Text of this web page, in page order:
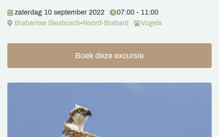
zaterdag 10 september 2022
07:00 - 11:00
Brabantse Biesbosch-Noord-Brabant Vogels
Boek deze excursie